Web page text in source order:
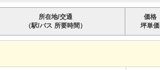
所在地/交通
（駅/バス 所要時間）
価格
坪単価